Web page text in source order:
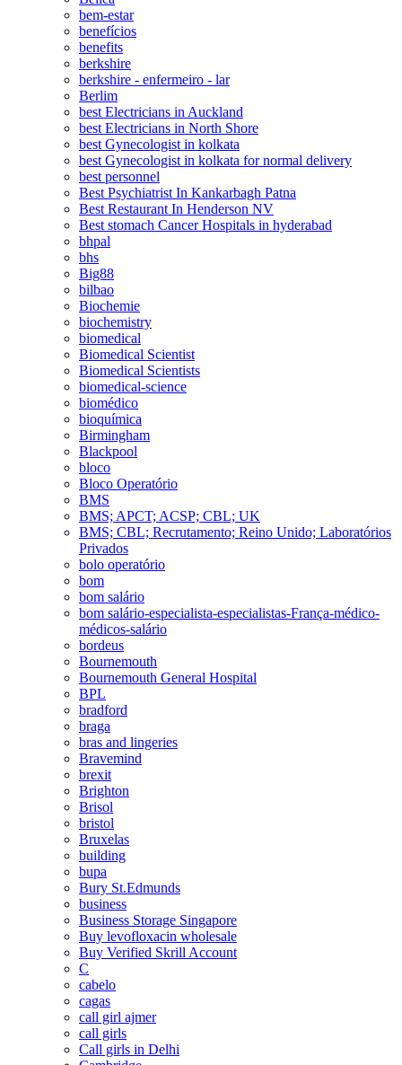
bem-estar
benefícios
benefits
berkshire
berkshire - enfermeiro - lar
Berlim
best Electricians in Auckland
best Electricians in North Shore
best Gynecologist in kolkata
best Gynecologist in kolkata for normal delivery
best personnel
Best Psychiatrist In Kankarbagh Patna
Best Restaurant In Henderson NV
Best stomach Cancer Hospitals in hyderabad
bhpal
bhs
Big88
bilbao
Biochemie
biochemistry
biomedical
Biomedical Scientist
Biomedical Scientists
biomedical-science
biomédico
bioquímica
Birmingham
Blackpool
bloco
Bloco Operatório
BMS
BMS; APCT; ACSP; CBL; UK
BMS; CBL; Recrutamento; Reino Unido; Laboratórios
Privados
bolo operatório
bom
bom salário
bom salário-especialista-especialistas-França-médico-
médicos-salário
bordeus
Bournemouth
Bournemouth General Hospital
BPL
bradford
braga
bras and lingeries
Bravemind
brexit
Brighton
Brisol
bristol
Bruxelas
building
bupa
Bury St.Edmunds
business
Business Storage Singapore
Buy levofloxacin wholesale
Buy Verified Skrill Account
C
cabelo
cagas
call girl ajmer
call girls
Call girls in Delhi